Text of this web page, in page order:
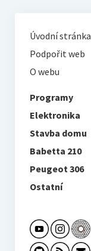
Úvodní stránka
Podpořit web
O webu
Programy
Elektronika
Stavba domu
Babetta 210
Peugeot 306
Ostatní